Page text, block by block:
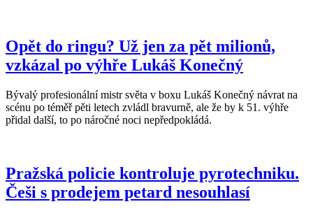
Opět do ringu? Už jen za pět milionů,
vzkázal po výhře Lukáš Konečný
Bývalý profesionální mistr světa v boxu Lukáš Konečný návrat na
scénu po téměř pěti letech zvládl bravurně, ale že by k 51. výhře
přidal další, to po náročné noci nepředpokládá.
Pražská policie kontroluje pyrotechniku.
Češi s prodejem petard nesouhlasí